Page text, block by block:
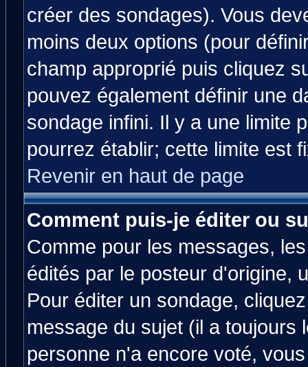
créer des sondages). Vous
moins deux options (pour
champ approprié puis cliquez
pouvez également définir une
sondage infini. Il y a une limite
pourrez établir; cette limite est
Revenir en haut de page
Comment puis-je éditer ou
Comme pour les messages,
édités par le posteur d'origine,
Pour éditer un sondage,
message du sujet (il a toujours
personne n'a encore voté,